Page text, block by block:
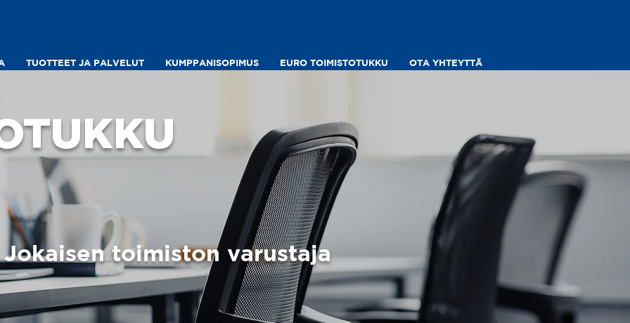
TUOTTEET JA PALVELUT KUMPPANISOPIMUS EURO TOIMISTOTUKKU OTA YHTEYTTÄ
Jokaisen toimiston varustaja